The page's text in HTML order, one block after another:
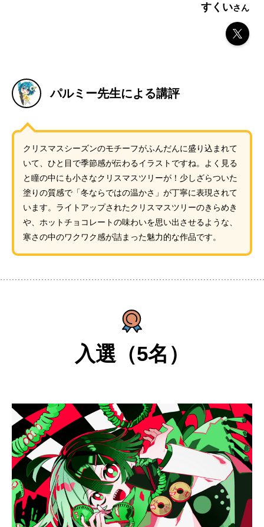
すくい
パルミー先生による講評
クリスマスシーズンのモチーフがふんだんに盛り込まれて
いて、ひと目で季節感が伝わるイラストですね。よく見る
と瞳の中にも小さなクリスマスツリーが！少しざらついた
塗りの質感で「冬ならではの温かさ」が丁寧に表現されて
います。ライトアップされたクリスマスツリーのきらめき
や、ホットチョコレートの味わいを思い出させるような、
寒さの中のワクワク感が詰まった魅力的な作品です。
入選（5名）